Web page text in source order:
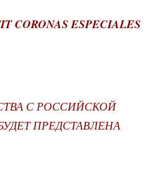
CORONAS ESPECIALES
С РОССИЙСКОЙ
ПРЕДСТАВЛЕНА